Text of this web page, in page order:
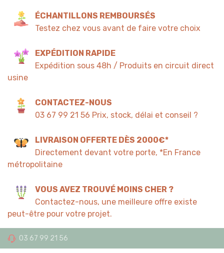
ÉCHANTILLONS REMBOURSÉS
Testez chez vous avant de faire votre choix
EXPÉDITION RAPIDE
Expédition sous 48h / Produits en circuit direct
usine
CONTACTEZ-NOUS
03 67 99 21 56 Prix, stock, délai et conseil ?
LIVRAISON OFFERTE DÈS 2000€*
Directement devant votre porte, *En France
métropolitaine
VOUS AVEZ TROUVÉ MOINS CHER ?
Contactez-nous, une meilleure offre existe
peut-être pour votre projet.
03 67 99 21 56